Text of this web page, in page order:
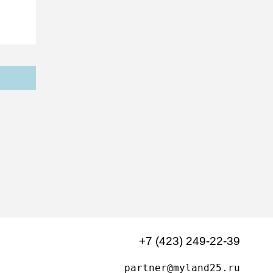
+7 (423) 249-22-39
partner@myland25.ru